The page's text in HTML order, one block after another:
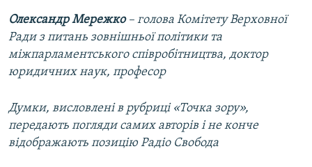
Олександр Мережко – голова Комітету Верховної
Ради з питань зовнішньої політики та
міжпарламентського співробітництва, доктор
юридичних наук, професор
Думки, висловлені в рубриці «Точка зору»,
передають погляди самих авторів і не конче
відображають позицію Радіо Свобода